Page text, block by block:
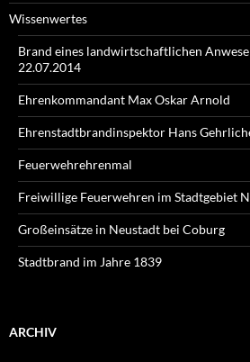
Wissenwertes
Brand eines landwirtschaftlichen
22.07.2014
Ehrenkommandant Max Oskar Arnold
Ehrenstadtbrandinspektor Hans
Feuerwehrehrenmal
Freiwillige Feuerwehren im Stadtgebiet
Großeinsätze in Neustadt bei Coburg
Stadtbrand im Jahre 1839
ARCHIV